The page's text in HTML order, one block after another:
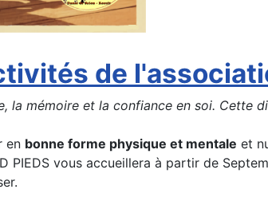
de
la mémoire et la confiance en soi.
en bonne forme physique et mentale et
PIEDS vous accueillera à partir de